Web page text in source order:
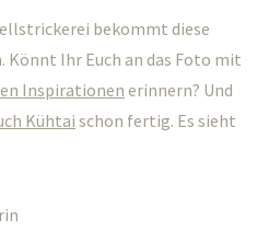
bekommt diese
Könnt Ihr Euch an das Foto mit
Inspirationen erinnern? Und
Kühtaischon fertig. Es sieht